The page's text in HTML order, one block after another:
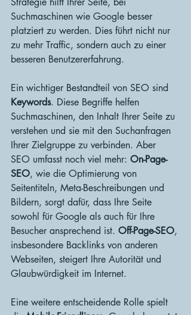
Suchmaschinen wie Google besser
platziert zu werden. Dies führt nicht nur
zu mehr Traffic, sondern auch zu einer
besseren Benutzererfahrung.
Ein wichtiger Bestandteil von SEO sind
Keywords. Diese Begriffe helfen
Suchmaschinen, den Inhalt Ihrer Seite zu
verstehen und sie mit den Suchanfragen
Ihrer Zielgruppe zu verbinden. Aber
SEO umfasst noch viel mehr: On-Page-
SEO, wie die Optimierung von
Seitentiteln, Meta-Beschreibungen und
Bildern, sorgt dafür, dass Ihre Seite
sowohl für Google als auch für Ihre
Besucher ansprechend ist. Off-Page-SEO,
insbesondere Backlinks von anderen
Webseiten, steigert Ihre Autorität und
Glaubwürdigkeit im Internet.
Eine weitere entscheidende Rolle spielt